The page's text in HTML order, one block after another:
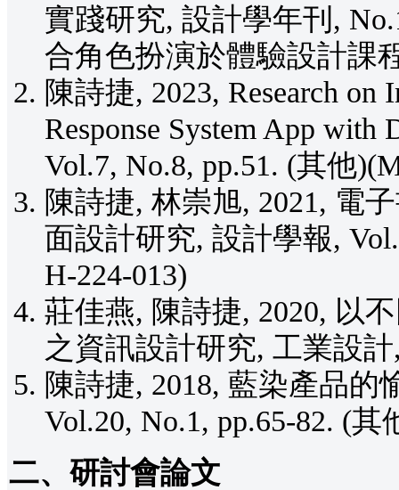
實踐研究, 設計學年刊,
合角色扮演於體驗設計課
陳詩捷, 2023, Research on
Response System App with
Vol.7, No.8, pp.51. (其他
陳詩捷, 林崇旭, 2021, 電
面設計研究, 設計學報,
H-224-013)
莊佳燕, 陳詩捷, 2020, 以
之資訊設計研究, 工業設計
陳詩捷, 2018, 藍染產品
Vol.20, No.1, pp.65-82. (其
二、研討會論文